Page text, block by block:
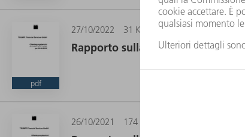
pdf
27/10/2022 31 KB
Rapporto sulla trasparenza ai
26/10/2021 174 KB